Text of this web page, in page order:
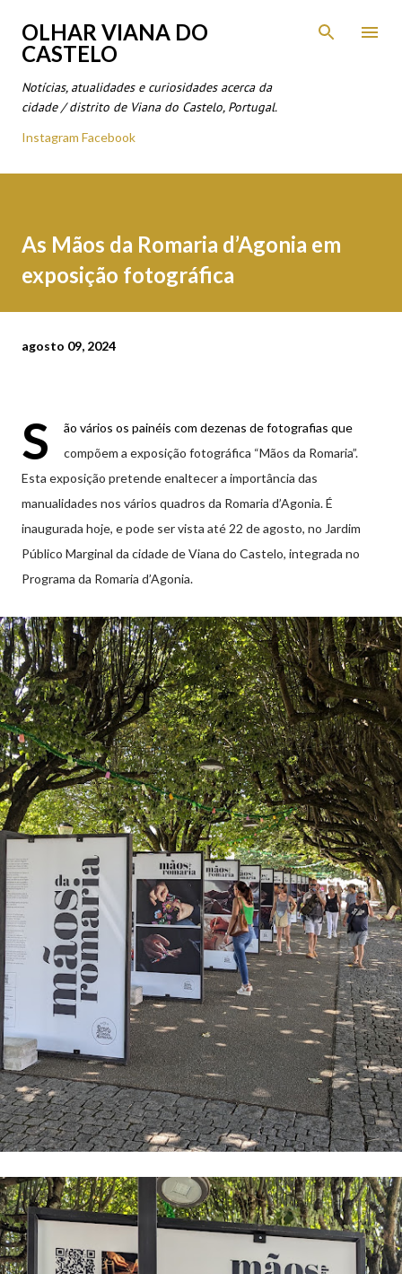
Avançar para o conteúdo principal
OLHAR VIANA DO
CASTELO
Notícias, atualidades e curiosidades acerca da
cidade / distrito de Viana do Castelo, Portugal.
Instagram Facebook
As Mãos da Romaria d’Agonia em
exposição fotográfica
agosto 09, 2024
S
ão vários os painéis com dezenas de fotografias que
compõem a exposição fotográfica “Mãos da Romaria”.
Esta exposição pretende enaltecer a importância das
manualidades nos vários quadros da Romaria d’Agonia. É
inaugurada hoje, e pode ser vista até 22 de agosto, no Jardim
Público Marginal da cidade de Viana do Castelo, integrada no
Programa da Romaria d’Agonia.